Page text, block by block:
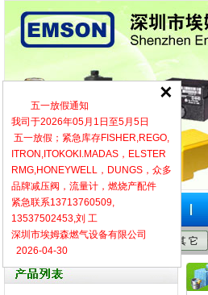
网站首页
按品牌 按型号 按类别 其 它
五一放假通知
我司于2026年05月1日至5月5日
五一放假；紧急库存FISHER,REGO,
ITRON,ITOKOKI.MADAS，ELSTER
RMG,HONEYWELL，DUNGS，众多
品牌减压阀，流量计，燃烧产配件
紧急联系13713760509,
13537502453,刘 工
深圳市埃姆森燃气设备有限公司
2026-04-30